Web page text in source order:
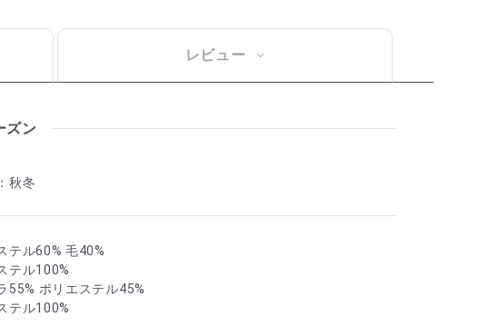
レビュー
ズン
秋冬
テル60% 毛40%
テル100%
55% ポリエステル45%
テル100%